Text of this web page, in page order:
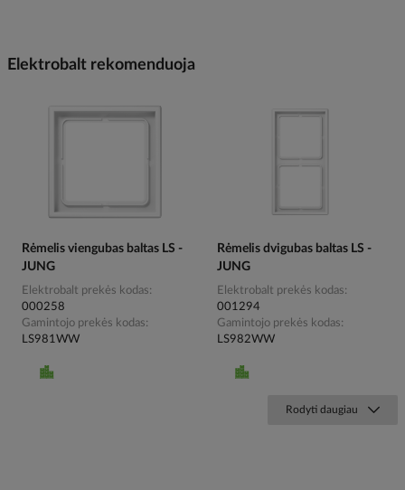
Elektrobalt rekomenduoja
Rėmelis viengubas baltas LS -
JUNG
Elektrobalt prekės kodas
000258
Gamintojo prekės kodas
LS981WW
Rėmelis dvigubas baltas LS -
JUNG
Elektrobalt prekės kodas
001294
Gamintojo prekės kodas
LS982WW
Rodyti daugiau